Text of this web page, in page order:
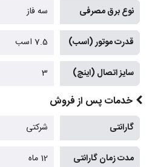
نوع برق مصرفی سه فاز
قدرت موتور (اسب) 7.5 اسب
سایز اتصال (اینچ) 3
خدمات پس از فروش
گارانتی شرکتی
مدت زمان گارانتی 12 ماه